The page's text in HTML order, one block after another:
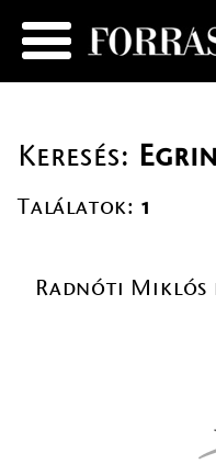
Keresés:
Találatok: 1
Radnóti Miklós